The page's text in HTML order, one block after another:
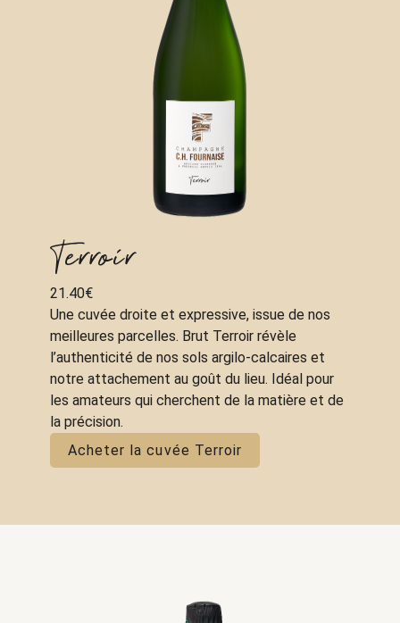
Terroir
21.40€
Une cuvée droite et expressive, issue de nos
meilleures parcelles. Brut Terroir révèle
l’authenticité de nos sols argilo-calcaires et
notre attachement au goût du lieu. Idéal pour
les amateurs qui cherchent de la matière et de
la précision.
Acheter la cuvée Terroir